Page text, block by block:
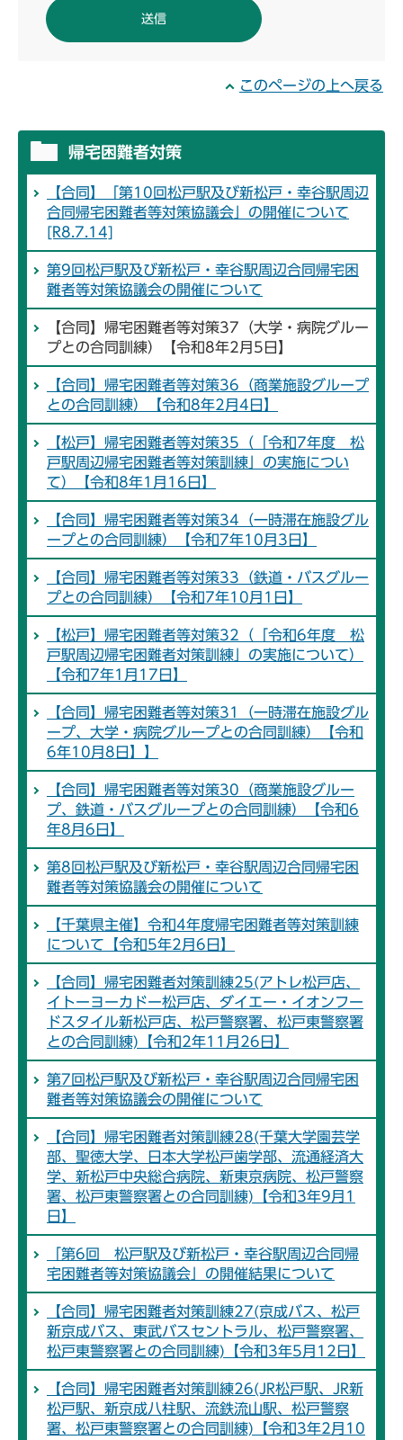
このページの上へ戻る
帰宅困難者対策
【合同】「第10回松戸駅及び新松戸・幸谷駅周辺
合同帰宅困難者等対策協議会」の開催について
[R8.7.14]
第9回松戸駅及び新松戸・幸谷駅周辺合同帰宅困
難者等対策協議会の開催について
【合同】帰宅困難者等対策37（大学・病院グルー
プとの合同訓練）【令和8年2月5日】
【合同】帰宅困難者等対策36（商業施設グループ
との合同訓練）【令和8年2月4日】
【松戸】帰宅困難者等対策35（「令和7年度 松
戸駅周辺帰宅困難者等対策訓練」の実施につい
て）【令和8年1月16日】
【合同】帰宅困難者等対策34（一時滞在施設グル
ープとの合同訓練）【令和7年10月3日】
【合同】帰宅困難者等対策33（鉄道・バスグルー
プとの合同訓練）【令和7年10月1日】
【松戸】帰宅困難者等対策32（「令和6年度 松
戸駅周辺帰宅困難者対策訓練」の実施について）
【令和7年1月17日】
【合同】帰宅困難者等対策31（一時滞在施設グル
ープ、大学・病院グループとの合同訓練）【令和
6年10月8日】】
【合同】帰宅困難者等対策30（商業施設グルー
プ、鉄道・バスグループとの合同訓練）【令和6
年8月6日】
第8回松戸駅及び新松戸・幸谷駅周辺合同帰宅困
難者等対策協議会の開催について
【千葉県主催】令和4年度帰宅困難者等対策訓練
について【令和5年2月6日】
【合同】帰宅困難者対策訓練25(アトレ松戸店、
イトーヨーカドー松戸店、ダイエー・イオンフー
ドスタイル新松戸店、松戸警察署、松戸東警察署
との合同訓練)【令和2年11月26日】
第7回松戸駅及び新松戸・幸谷駅周辺合同帰宅困
難者等対策協議会の開催について
【合同】帰宅困難者対策訓練28(千葉大学園芸学
部、聖徳大学、日本大学松戸歯学部、流通経済大
学、新松戸中央総合病院、新東京病院、松戸警察
署、松戸東警察署との合同訓練)【令和3年9月1
日】
「第6回 松戸駅及び新松戸・幸谷駅周辺合同帰
宅困難者等対策協議会」の開催結果について
【合同】帰宅困難者対策訓練27(京成バス、松戸
新京成バス、東武バスセントラル、松戸警察署、
松戸東警察署との合同訓練)【令和3年5月12日】
【合同】帰宅困難者対策訓練26(JR松戸駅、JR新
松戸駅、新京成八柱駅、流鉄流山駅、松戸警察
署、松戸東警察署との合同訓練)【令和3年2月10